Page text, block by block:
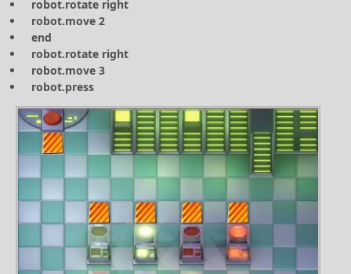
robot.rotate right
robot.move 2
end
robot.rotate right
robot.move 3
robot.press